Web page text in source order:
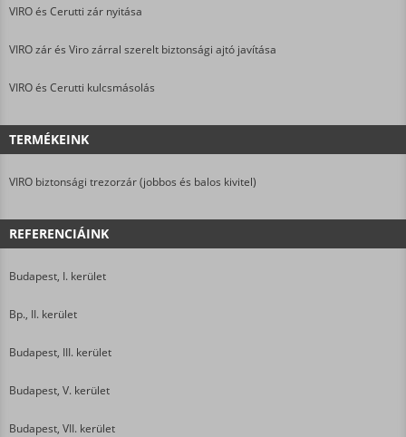
VIRO és Cerutti zár nyitása
VIRO zár és Viro zárral szerelt biztonsági ajtó javítása
VIRO és Cerutti kulcsmásolás
TERMÉKEINK
VIRO biztonsági trezorzár (jobbos és balos kivitel)
REFERENCIÁINK
Budapest, I. kerület
Bp., II. kerület
Budapest, III. kerület
Budapest, V. kerület
Budapest, VII. kerület